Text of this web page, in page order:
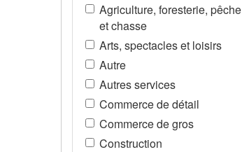
Agriculture, foresterie, pêche
et chasse
Arts, spectacles et loisirs
Autre
Autres services
Commerce de détail
Commerce de gros
Construction